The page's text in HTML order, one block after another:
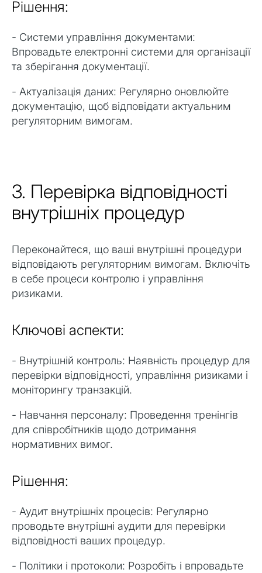
Рішення:
- Системи управління документами:
Впровадьте електронні системи для організації
та зберігання документації.
- Актуалізація даних: Регулярно оновлюйте
документацію, щоб відповідати актуальним
регуляторним вимогам.
3. Перевірка відповідності
внутрішніх процедур
Переконайтеся, що ваші внутрішні процедури
відповідають регуляторним вимогам. Включіть
в себе процеси контролю і управління
ризиками.
Ключові аспекти:
- Внутрішній контроль: Наявність процедур для
перевірки відповідності, управління ризиками і
моніторингу транзакцій.
- Навчання персоналу: Проведення тренінгів
для співробітників щодо дотримання
нормативних вимог.
Рішення:
- Аудит внутрішніх процесів: Регулярно
проводьте внутрішні аудити для перевірки
відповідності ваших процедур.
- Політики і протоколи: Розробіть і впровадьте